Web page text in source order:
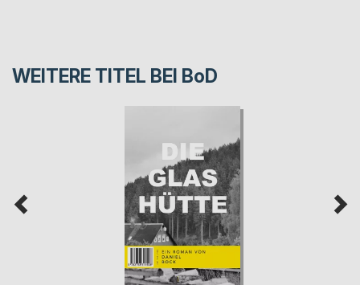
WEITERE TITEL BEI BoD